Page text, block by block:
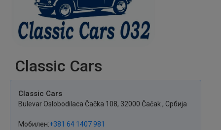
Classic Cars
Classic Cars
Bulevar Oslobodilaca Čačka 108, 32000 Čačak, Србија
Мобилен +381 64 1407 981